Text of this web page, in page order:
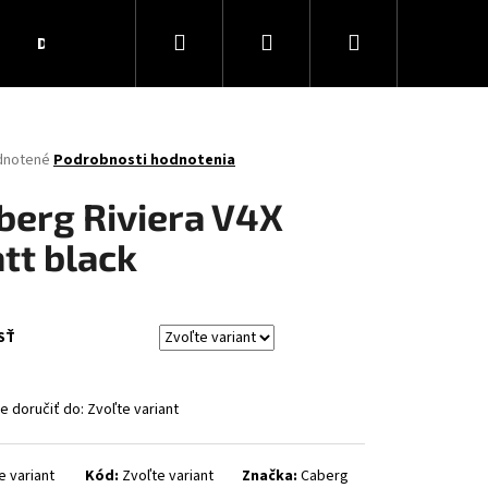
Darčekové poukážky Obchodné podmienky
Hľadať PrihlásenieNákupný
Podrobnosti hodnotenia
Riviera V4X
black
doručiť do: Zvoľte variant
variant Kód: Zvoľte variant Značka: Caberg
MATT